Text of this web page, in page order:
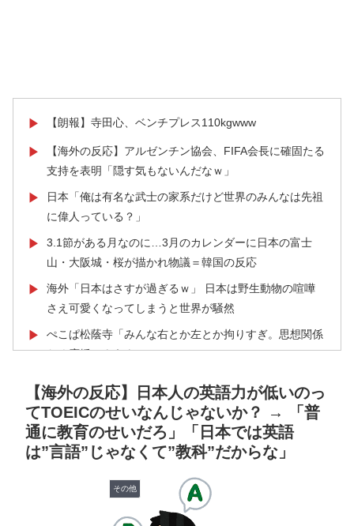
▶ 【朗報】寺田心、ベンチプレス110kgwww
▶
【海外の反応】アルゼンチン協会、FIFA会長に確固たる
支持を表明「隠す気もないんだなｗ」
▶
日本「俺は有名な武士の家系だけど世界のみんなは先祖
に偉人っている？」
▶
3.1節がある月なのに…3月のカレンダーに日本の富士
山・大阪城・桜が描かれ物議＝韓国の反応
▶
海外「日本はさすが過ぎるｗ」 日本は野生動物の喧嘩
さえ可愛くなってしまうと世界が騒然
▶
ぺこぱ松蔭寺「みんな右とか左とか拘りすぎ。思想関係
なく応援しようよ」
▶
した極限の中の日本人の姿に世界が衝撃
▶
海外「日本なんて行くんじゃなかった…」 日本を知っ
てしまったディズニー信者、帰国後『本家』に失望する
スカトロ野郎「今日仕事が終わったらやっとうんこが食
べられるぞ」←こんなやつが実在する事実
【海外の反応】日本人の英語力が低いのっ
てTOEICのせいなんじゃないか？ → 「普
通に教育のせいだろ」「日本では英語
は”言語”じゃなくて”教科”だからな」
その他